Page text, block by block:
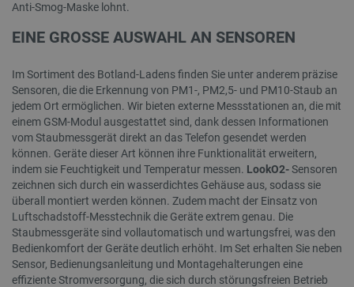
Anti-Smog-Maske lohnt.
EINE GROSSE AUSWAHL AN SENSOREN
Im Sortiment des Botland-Ladens finden Sie unter anderem präzise
Sensoren, die die Erkennung von PM1-, PM2,5- und PM10-Staub an
jedem Ort ermöglichen. Wir bieten externe Messstationen an, die mit
einem GSM-Modul ausgestattet sind, dank dessen Informationen
vom Staubmessgerät direkt an das Telefon gesendet werden
können. Geräte dieser Art können ihre Funktionalität erweitern,
indem sie Feuchtigkeit und Temperatur messen. LookO2-Sensoren
zeichnen sich durch ein wasserdichtes Gehäuse aus, sodass sie
überall montiert werden können. Zudem macht der Einsatz von
Luftschadstoff-Messtechnik die Geräte extrem genau. Die
Staubmessgeräte sind vollautomatisch und wartungsfrei, was den
Bedienkomfort der Geräte deutlich erhöht. Im Set erhalten Sie neben
Sensor, Bedienungsanleitung und Montagehalterungen eine
effiziente Stromversorgung, die sich durch störungsfreien Betrieb